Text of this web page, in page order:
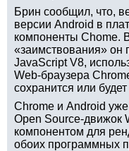
Брин сообщил, что,
версии Android в
компоненты Chome.
«заимствования» он
JavaScript V8,
Web-браузера
сохранится или
Chrome и Android
Open Source-движок
компонентом для
обоих программных